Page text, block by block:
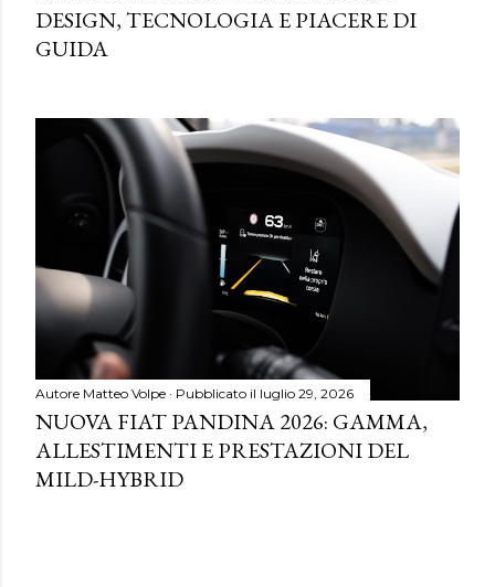
DESIGN, TECNOLOGIA E PIACERE DI
GUIDA
Autore Matteo Volpe Pubblicato il luglio 29, 2026
NUOVA FIAT PANDINA 2026: GAMMA,
ALLESTIMENTI E PRESTAZIONI DEL
MILD-HYBRID